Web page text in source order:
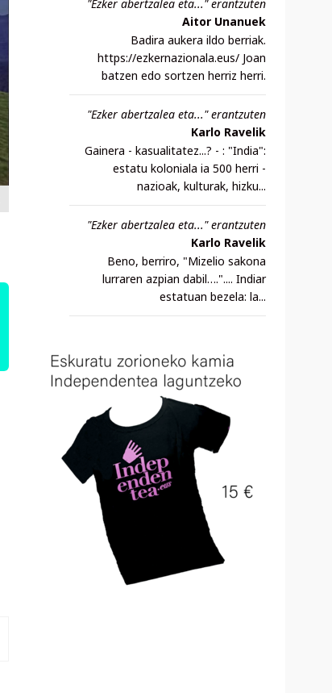
"Ezker abertzalea eta..." erantzuten
Aitor Unanuek
Badira aukera ildo berriak.
https://ezkernazionala.eus/ Joan
batzen edo sortzen herriz herri.
"Ezker abertzalea eta..." erantzuten
Karlo Ravelik
Gainera - kasualitatez...? - : "India":
estatu koloniala ia 500 herri -
nazioak, kulturak, hizku...
"Ezker abertzalea eta..." erantzuten
Karlo Ravelik
Beno, berriro, "Mizelio sakona
lurraren azpian dabil….".... Indiar
estatuan bezela: la...